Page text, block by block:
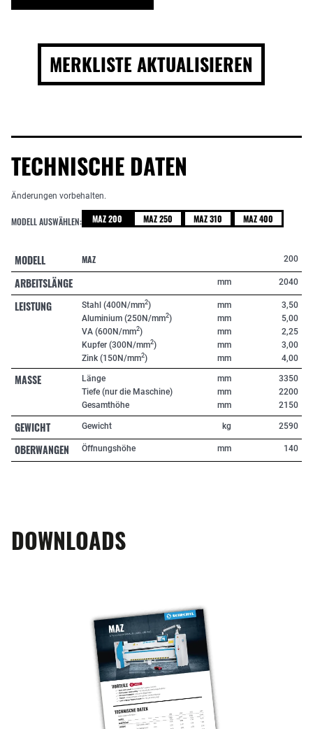
MERKLISTE AKTUALISIEREN
TECHNISCHE DATEN
Änderungen vorbehalten.
MODELL AUSWÄHLEN: MAZ 200 MAZ 250 MAZ 310 MAZ 400
MODELL MAZ 200
ARBEITSLÄNGE mm 2040
LEISTUNG Stahl (400N/mm2)
Aluminium (250N/mm2)
VA (600N/mm2)
Kupfer (300N/mm2)
Zink (150N/mm2)
mm
mm
mm
mm
mm
3,50
5,00
2,25
3,00
4,00
MASSE
Länge
Tiefe (nur die Maschine)
Gesamthöhe
mm
mm
mm
3350
2200
2150
GEWICHT Gewicht kg 2590
OBERWANGEN Öffnungshöhe mm 140
DOWNLOADS